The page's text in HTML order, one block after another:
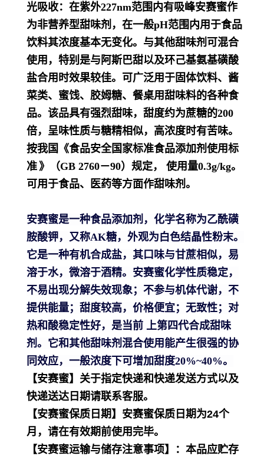
光吸收：在紫外227nm范围内有吸峰安赛蜜作
为非营养型甜味剂，在一般pH范围内用于食品
饮料其浓度基本无变化。与其他甜味剂可混合
使用，特别是与阿斯巴甜以及环己基氨基磺酸
盐合用时效果较佳。可广泛用于固体饮料、酱
菜类、蜜饯、胶姆糖、餐桌用甜味料的各种食
品。该品具有强烈甜味，甜度约为蔗糖的200
倍，呈味性质与糖精相似，高浓度时有苦味。
按我国《食品安全国家标准食品添加剂使用标
准 》（GB 2760－90）规定， 使用量0.3g/kg。
可用于食品、医药等方面作甜味剂。
安赛蜜是一种食品添加剂，化学名称为乙酰磺
胺酸钾，又称AK糖，外观为白色结晶性粉末。
它是一种有机合成盐，其口味与甘蔗相似，易
溶于水，微溶于酒精。安赛蜜化学性质稳定，
不易出现分解失效现象；不参与机体代谢，不
提供能量；甜度较高，价格便宜；无致性；对
热和酸稳定性好，是当前 上第四代合成甜味
剂。它和其他甜味剂混合使用能产生很强的协
同效应，一般浓度下可增加甜度20%~40%。
【安赛蜜】关于指定快递和快递发送方式以及
快递送达日期请联系客服。
【安赛蜜保质日期】安赛蜜保质日期为24个
月，请在有效期前使用完毕。
【安赛蜜运输与储存注意事项】：本品应贮存